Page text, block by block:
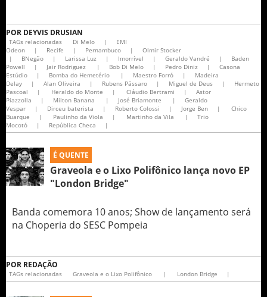
POR DEYVIS DRUSIAN
TAGs relacionadas Di Melo |
EMI
Odeon
| Recife | Pernambuco |
Olmir Stocker
|
BNegão | Larissa Luz | Imorrível | Geraldo Vandré |
Baden
Powell
| Jair Rodriguez | Bob Di Melo | Pedro Diniz |
Casona
Estúdio
| Bomba do Hemetério | Maestro Forró |
Madeira
Delay
| Alan Oliveira | Rubens Pássaro | Miguel de Deus |
Hermeto
Pascoal
| Heraldo do Monte | Cláudio Bertrami |
Astor
Piazzolla
| Milton Banana | José Briamonte |
Geraldo
Vespar
| Dirceu baterista | Roberto Colossi | Jorge Ben |
Chico
Buarque
| Paulinho da Viola | Martinho da Vila |
Trio
Mocotó
| República Checa |
É QUENTE
Graveola e o Lixo Polifônico lança novo EP
"London Bridge"
Banda comemora 10 anos; Show de lançamento será
na Choperia do SESC Pompeia
POR REDAÇÃO
TAGs relacionadas Graveola e o Lixo Polifônico | London Bridge |